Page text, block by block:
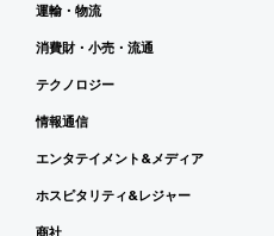
運輸・物流
消費財・小売・流通
テクノロジー
情報通信
エンタテイメント&メディア
ホスピタリティ&レジャー
商社